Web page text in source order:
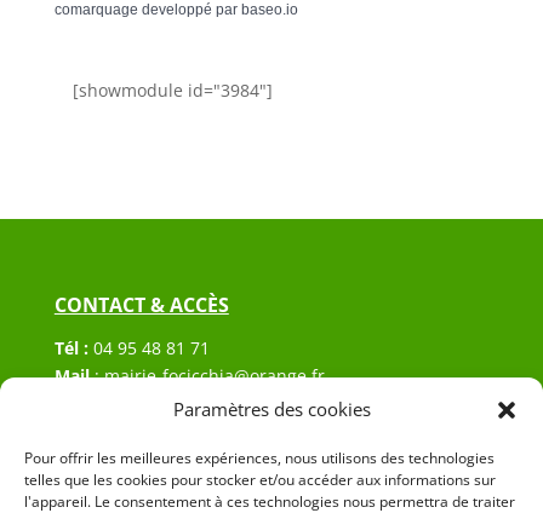
Paramètres des cookies
Pour offrir les meilleures expériences, nous utilisons des technologies
telles que les cookies pour stocker et/ou accéder aux informations sur
l'appareil. Le consentement à ces technologies nous permettra de traiter
comarquage developpé par baseo.io
[showmodule id="3984"]
CONTACT & ACCÈS
Tél : 04 95 48 81 71
Mail:mairie-focicchia@orange.fr
Hôtel de ville de Focicchia
20212 Focicchia